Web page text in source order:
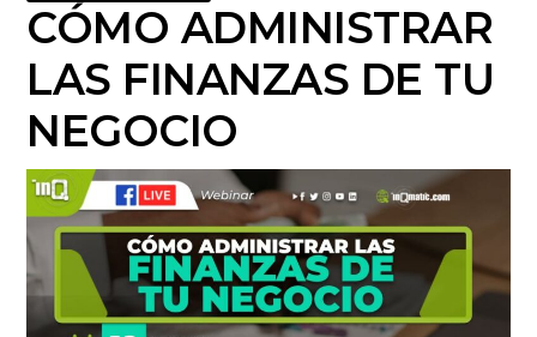
CÓMO ADMINISTRAR
LAS FINANZAS DE TU
NEGOCIO